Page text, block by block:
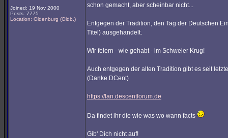
Joined: 19 Nov 2000
Posts: 7775
Location: Oldenburg (Oldb.)
schon gemacht, aber scheinbar nicht...
Entgegen der Tradition, den Tag der Deutschen
Titel) ausgehandelt.
Wir feiern - wie gehabt - im Schweier Krug!
Auch entgegen der alten Tradition gibt es seit
(Danke DCent)
https://lan.descentforum.de
Da findet ihr die wie was wo wann facts
Gib' Dich nicht auf!